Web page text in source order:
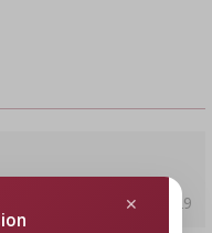
2022-05-29